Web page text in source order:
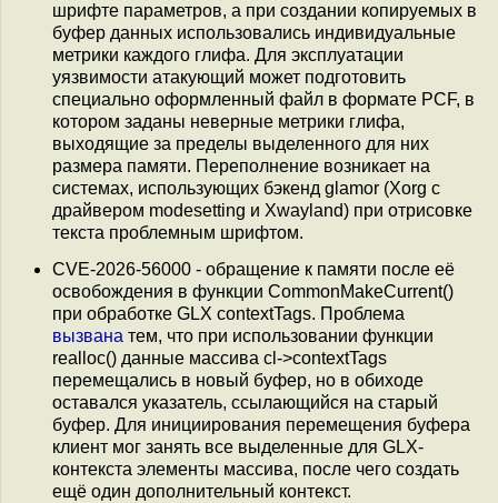
шрифте параметров, а при создании копируемых в
буфер данных использовались индивидуальные
метрики каждого глифа. Для эксплуатации
уязвимости атакующий может подготовить
специально оформленный файл в формате PCF, в
котором заданы неверные метрики глифа,
выходящие за пределы выделенного для них
размера памяти. Переполнение возникает на
системах, использующих бэкенд glamor (Xorg с
драйвером modesetting и Xwayland) при отрисовке
текста проблемным шрифтом.
CVE-2026-56000 - обращение к памяти после её
освобождения в функции CommonMakeCurrent()
при обработке GLX contextTags. Проблема
вызвана тем, что при использовании функции
realloc() данные массива cl->contextTags
перемещались в новый буфер, но в обиходе
оставался указатель, ссылающийся на старый
буфер. Для инициирования перемещения буфера
клиент мог занять все выделенные для GLX-
контекста элементы массива, после чего создать
ещё один дополнительный контекст.